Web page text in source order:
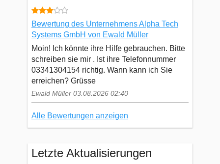
Bewertung des Unternehmens Alpha Tech
Systems GmbH von Ewald Müller
Moin! Ich könnte ihre Hilfe gebrauchen. Bitte
schreiben sie mir . Ist ihre Telefonnummer
03341304154 richtig. Wann kann ich Sie
erreichen? Grüsse
Ewald Müller 03.08.2026 02:40
Alle Bewertungen anzeigen
Letzte Aktualisierungen